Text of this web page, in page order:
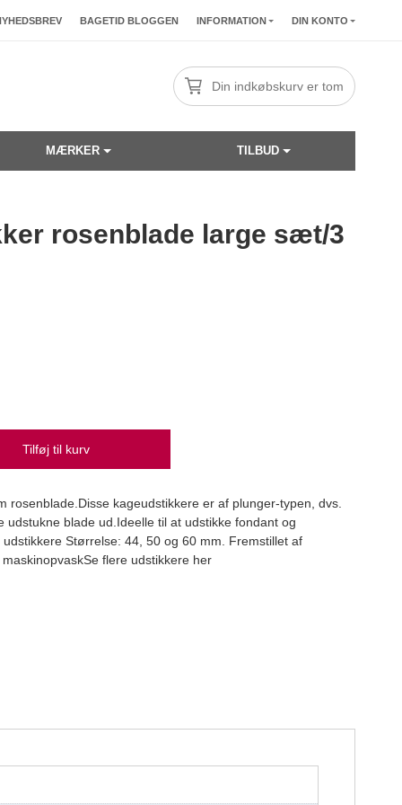
BAGETID BLOGGEN INFORMATION DIN KONTO
Din indkøbskurv er tom
MÆRKER TILBUD
☓
rosenblade large sæt/3
Tilføj til kurv
rosenblade.Disse kageudstikkere er af plunger-typen, dvs.
udstukne blade ud.Ideelle til at udstikke fondant og
Størrelse: 44, 50 og 60 mm. Fremstillet af
flere udstikkere her